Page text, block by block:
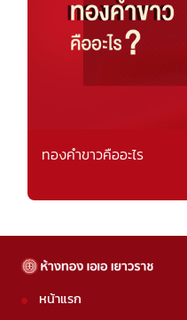
ทองคำขาวคืออะไร
หน้าแรก